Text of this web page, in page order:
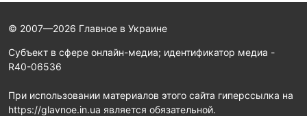
© 2007—2026 Главное в Украине
Субъект в сфере онлайн-медиа; идентификатор медиа -
R40-06536
При использовании материалов этого сайта гиперссылка на
https://glavnoe.in.ua является обязательной.